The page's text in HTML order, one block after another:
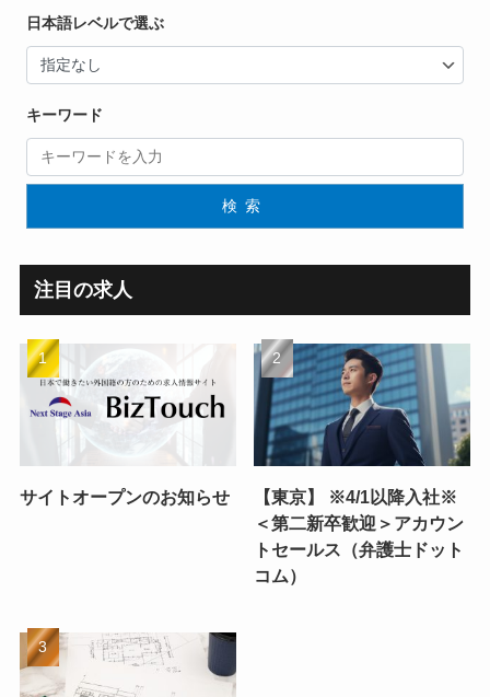
日本語レベルで選ぶ
キーワード
検索
注目の求人
サイトオープンのお知らせ
【東京】 ※4/1以降入社※
＜第二新卒歓迎＞アカウン
トセールス（弁護士ドット
コム）